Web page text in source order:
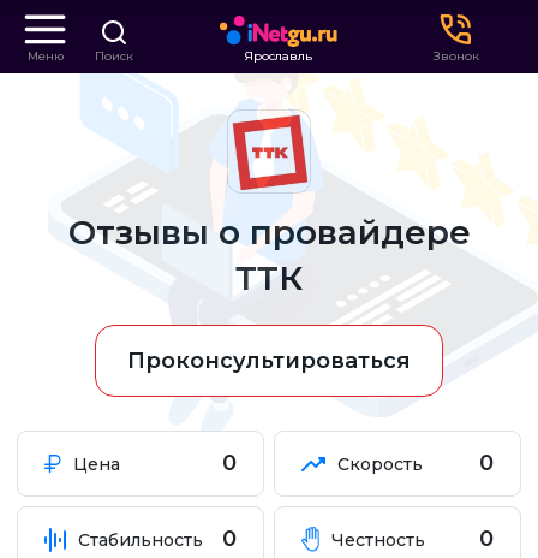
Меню Поиск Ярославль Звонок
Отзывы о провайдере
ТТК
Проконсультироваться
Цена 0 Скорость 0
Стабильность 0 Честность 0